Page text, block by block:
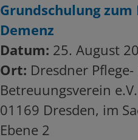
Grundschulung
Demenz
Datum: 25. August
Ort: Dresdner
Betreuungsverein
01169 Dresden, im
Ebene 2